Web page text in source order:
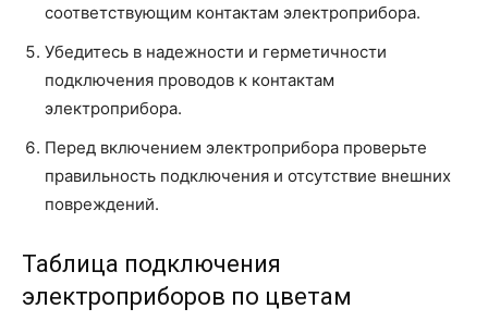
соответствующим контактам электроприбора.
Убедитесь в надежности и герметичности
подключения проводов к контактам
электроприбора.
Перед включением электроприбора проверьте
правильность подключения и отсутствие внешних
повреждений.
Таблица подключения
электроприборов по цветам